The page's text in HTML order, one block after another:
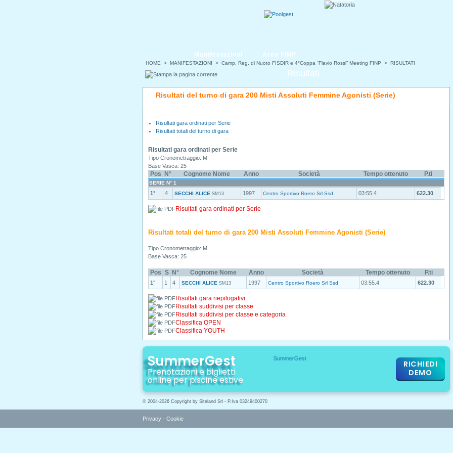
HOME > MANIFESTAZIONI > Camp. Reg. di Nuoto FISDIR e 4°Coppa “Flavio Rossi” Meeting FINP > RISULTATI
Manifestazioni Area FINP
Risultati
Risultati del turno di gara 200 Misti Assoluti Femmine Agonisti (Serie)
Risultati gara ordinati per Serie
Risultati totali del turno di gara
Risultati gara ordinati per Serie
Tipo Cronometraggio: M
Base Vasca: 25
Pos N° Cognome Nome Anno Società Tempo ottenuto P.ti
SERIE N° 1
1° 4 SECCHI ALICE SM13 1997 Centro Sportivo Roero Srl Ssd 03:55.4 622.30
Risultati gara ordinati per Serie
Risultati totali del turno di gara 200 Misti Assoluti Femmine Agonisti (Serie)
Tipo Cronometraggio: M
Base Vasca: 25
Pos S N° Cognome Nome Anno Società Tempo ottenuto P.ti
1° 1 4 SECCHI ALICE SM13 1997 Centro Sportivo Roero Srl Ssd 03:55.4 622.30
Risultati gara riepilogativi
Risultati suddivisi per classe
Risultati suddivisi per classe e categoria
Classifica OPEN
Classifica YOUTH
SummerGest
Prenotazioni e biglietti
online per piscine estive
RICHIEDI
DEMO
© 2004-2026 Copyright by Siteland Srl - P.Iva 03249400270
Privacy - Cookie